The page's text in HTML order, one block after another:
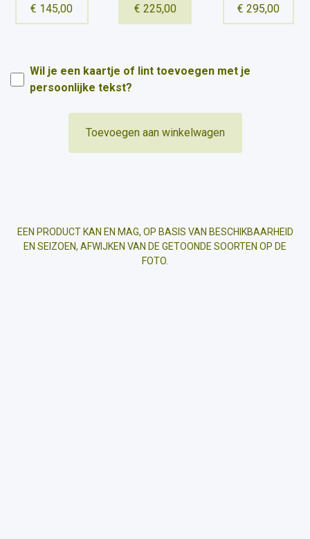
€ 145,00
€ 225,00
€ 295,00
Wil je een kaartje of lint toevoegen met je
persoonlijke tekst?
Toevoegen aan winkelwagen
EEN PRODUCT KAN EN MAG, OP BASIS VAN BESCHIKBAARHEID
EN SEIZOEN, AFWIJKEN VAN DE GETOONDE SOORTEN OP DE
FOTO.